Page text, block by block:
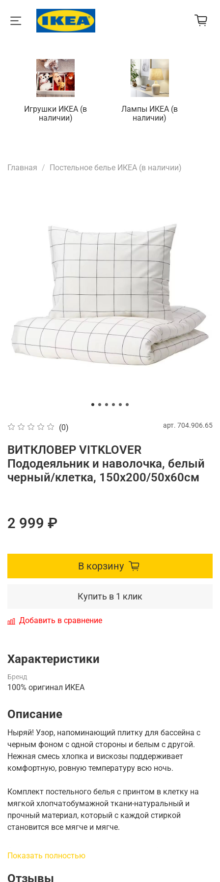
Игрушки ИКЕА (в
наличии)
Лампы ИКЕА (в
наличии)
Главная Постельное белье ИКЕА (в наличии)
(0) арт. 704.906.65
ВИТКЛОВЕР VITKLOVER
Пододеяльник и наволочка, белый
черный/клетка, 150x200/50x60см
2 999 ₽
В корзину
Купить в 1 клик
Добавить в сравнение
Характеристики
Бренд
100% оригинал ИКЕА
Описание
Ныряй! Узор, напоминающий плитку для бассейна с
черным фоном с одной стороны и белым с другой.
Нежная смесь хлопка и вискозы поддерживает
комфортную, ровную температуру всю ночь.
Комплект постельного белья с принтом в клетку на
мягкой хлопчатобумажной ткани-натуральный и
прочный материал, который с каждой стиркой
становится все мягче и мягче.
Он обеспечивает комфорт в течение всей ночи, так как
помогая организму поддерживать приятную, ровную
Показать полностью
Отзывы